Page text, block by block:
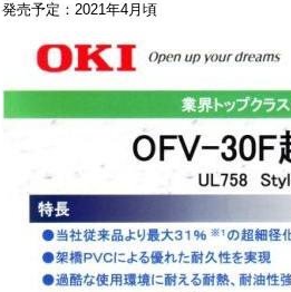
発売予定：2021年4月頃